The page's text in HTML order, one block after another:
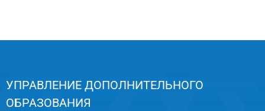
УПРАВЛЕНИЕ ДОПОЛНИТЕЛЬНОГО
ОБРАЗОВАНИЯ